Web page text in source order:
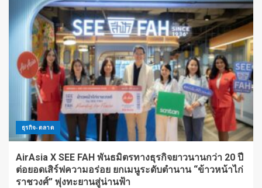
ธุรกิจ-ตลาด
AirAsia X SEE FAH พันธมิตรทางธุรกิจยาวนานกว่า 20 ปี
ต่อยอดเสิร์ฟความอร่อย ยกเมนูระดับตำนาน “ข้าวหน้าไก่
ราชวงศ์” พุ่งทะยานสู่น่านฟ้า